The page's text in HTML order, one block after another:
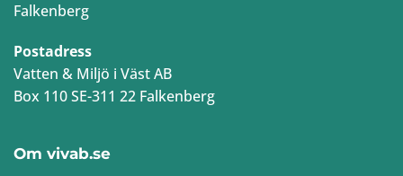
Falkenberg
Postadress
Vatten & Miljö i Väst AB
Box 110 SE-311 22 Falkenberg
Om vivab.se